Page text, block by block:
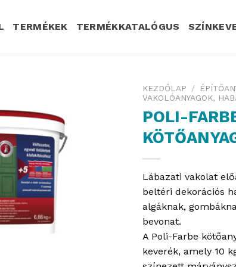
TERMÉKEK TERMÉKKATALÓGUS
KEZDŐLAP /
VAKOLÓANYAGOK,
POLI-
Lábazati vakolat
beltéri dekorációs
algáknak,
bevonat.
A Poli-Farbe
keverék, amely 10